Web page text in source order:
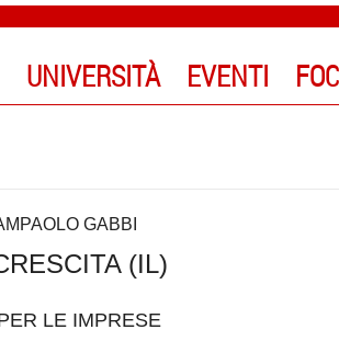
UNIVERSITÀ EVENTI
GABBI
(IL)
LE IMPRESE